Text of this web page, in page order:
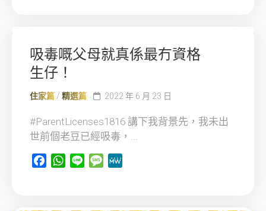
吸毒嘅父母就真係最冇資格
生仔！
住家篇/ 精選篇 2022 年 6 月 23 日
#ParentLicenses1816 講下我背景先，我未出
世前個老豆已經吸毒，...
FacebookWhatsApp
Line Message